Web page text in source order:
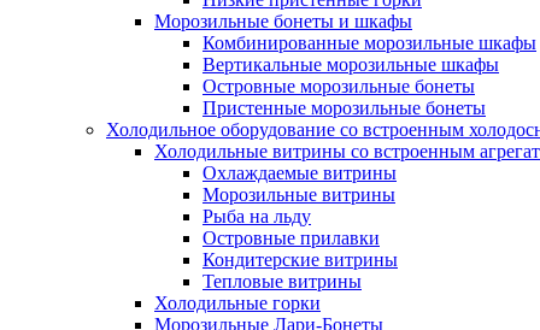
Морозильные бонеты и шкафы
Комбинированные морозильные шкафы
Вертикальные морозильные шкафы
Островные морозильные бонеты
Пристенные морозильные бонеты
Холодильное оборудование со встроенным
Холодильные витрины со встроенным
Охлаждаемые витрины
Морозильные витрины
Рыба на льду
Островные прилавки
Кондитерские витрины
Тепловые витрины
Холодильные горки
Морозильные Лари-Бонеты